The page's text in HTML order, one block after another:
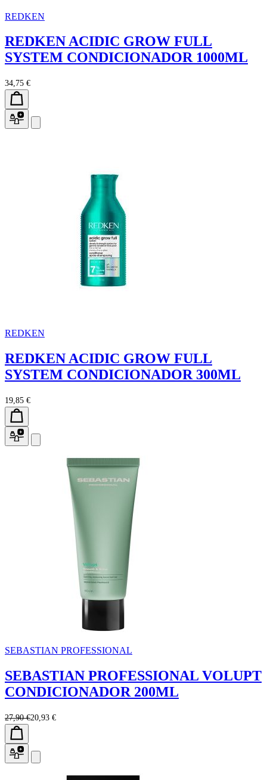
REDKEN
REDKEN ACIDIC GROW FULL
SYSTEM CONDICIONADOR 1000ML
34,75 €
REDKEN
REDKEN ACIDIC GROW FULL
SYSTEM CONDICIONADOR 300ML
19,85 €
SEBASTIAN PROFESSIONAL
SEBASTIAN PROFESSIONAL VOLUPT
CONDICIONADOR 200ML
27,90 €20,93 €